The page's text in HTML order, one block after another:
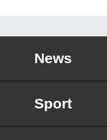
News
Sport